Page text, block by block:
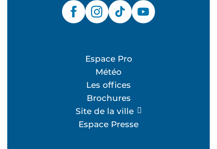
Espace Pro
Météo
Les offices
Brochures
Site de la ville
Espace Presse